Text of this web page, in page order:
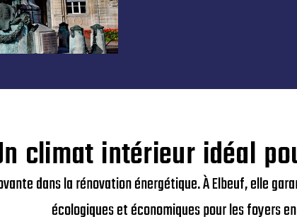
climat intérieur idéal
dans la rénovation énergétique. À Elbeuf, elle
écologiques et économiques pour les foyers